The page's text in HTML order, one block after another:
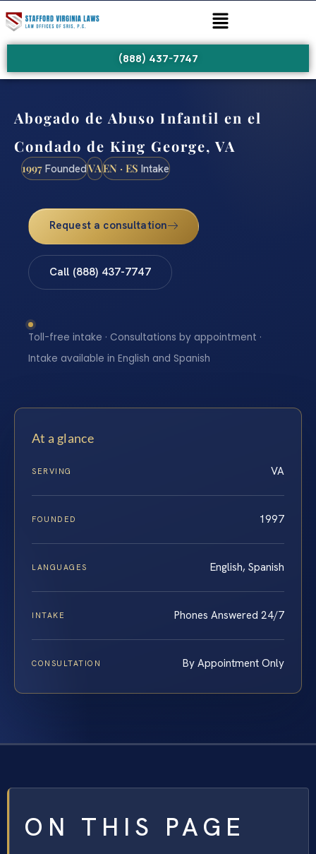
(888) 437-7747
Abogado de Abuso Infantil en el
Condado de King George, VA
1997 FoundedVAEN · ES Intake
Request a consultation
Call (888) 437-7747
Toll-free intake · Consultations by appointment ·
Intake available in English and Spanish
At a glance
SERVING VA
FOUNDED 1997
LANGUAGES English, Spanish
INTAKE Phones Answered 24/7
CONSULTATION By Appointment Only
ON THIS PAGE